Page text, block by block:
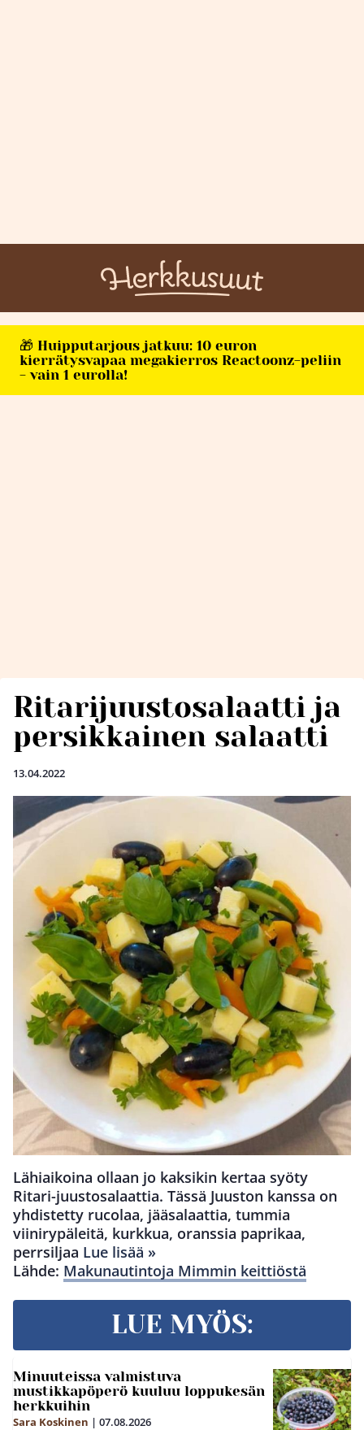
🎁 Huipputarjous jatkuu: 10 euron
kierrätysvapaa megakierros Reactoonz-peliin
- vain 1 eurolla!
Ritarijuustosalaatti ja
persikkainen salaatti
13.04.2022
Lähiaikoina ollaan jo kaksikin kertaa syöty
Ritari-juustosalaattia. Tässä Juuston kanssa on
yhdistetty rucolaa, jääsalaattia, tummia
viinirypäleitä, kurkkua, oranssia paprikaa,
perrsiljaa Lue lisää »
Lähde: Makunautintoja Mimmin keittiöstä
LUE MYÖS:
Minuuteissa valmistuva
mustikkapöperö kuuluu loppukesän
herkkuihin
Sara Koskinen | 07.08.2026